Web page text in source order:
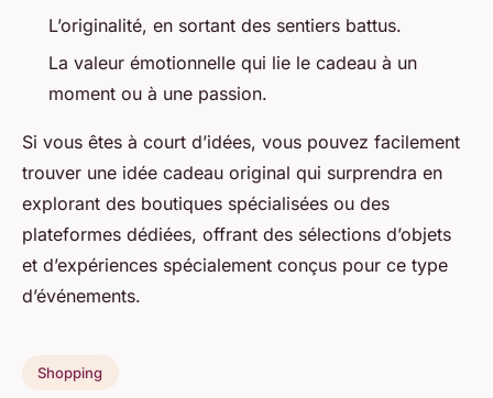
L’originalité, en sortant des sentiers battus.
La valeur émotionnelle qui lie le cadeau à un
moment ou à une passion.
Si vous êtes à court d’idées, vous pouvez facilement
trouver une idée cadeau original qui surprendra en
explorant des boutiques spécialisées ou des
plateformes dédiées, offrant des sélections d’objets
et d’expériences spécialement conçus pour ce type
d’événements.
Shopping